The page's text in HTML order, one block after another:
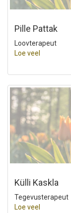
Pille Pattak
Loovterapeut
Loe veel
Külli Kaskla
Tegevusterapeut
Loe veel